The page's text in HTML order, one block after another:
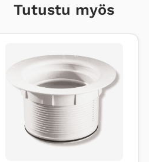
Tutustu myös